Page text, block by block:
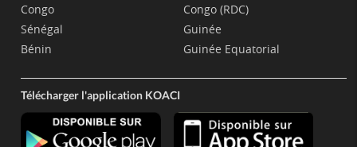
Congo
Sénégal
Bénin
Congo (RDC)
Guinée
Guinée Equatorial
Télécharger l'application KOACI